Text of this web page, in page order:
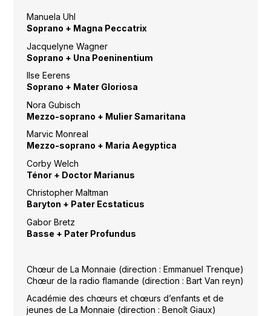
Manuela Uhl
Soprano + Magna Peccatrix
Jacquelyne Wagner
Soprano + Una Poeninentium
Ilse Eerens
Soprano + Mater Gloriosa
Nora Gubisch
Mezzo-soprano + Mulier Samaritana
Marvic Monreal
Mezzo-soprano + Maria Aegyptica
Corby Welch
Ténor + Doctor Marianus
Christopher Maltman
Baryton + Pater Ecstaticus
Gabor Bretz
Basse + Pater Profundus
Chœur de La Monnaie (direction : Emmanuel Trenque)
Chœur de la radio flamande (direction : Bart Van reyn)
Académie des chœurs et chœurs d’enfants et de
jeunes de La Monnaie (direction : Benoît Giaux)